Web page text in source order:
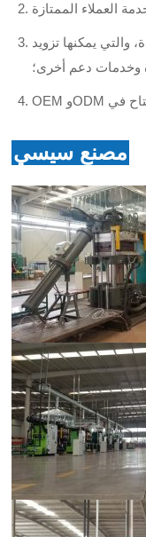
والتي يمكنها تزويد
وخدمات دعم أخرى؛
مصنع سيسي